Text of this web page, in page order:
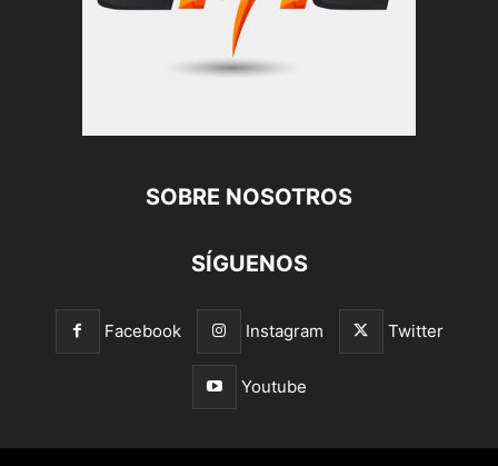
SOBRE NOSOTROS
SÍGUENOS
Facebook Instagram Twitter
Youtube